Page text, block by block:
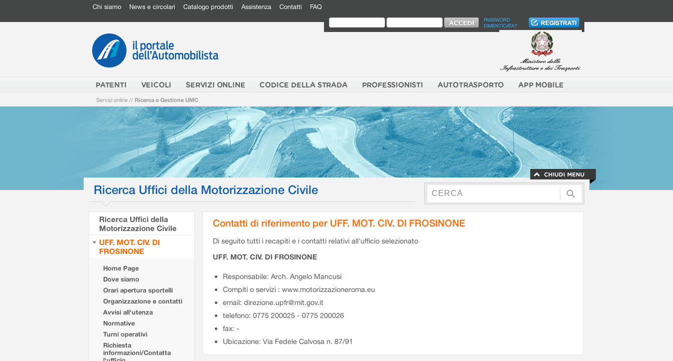
Chi siamo News e circolari Catalogo prodotti Assistenza Contatti FAQ
PASSWORD
DIMENTICATA?
PATENTI VEICOLI SERVIZI ONLINE CODICE DELLA STRADA PROFESSIONISTI AUTOTRASPORTO APP MOBILE
Servizi online // Ricerca e Gestione UMC
Ricerca Uffici della Motorizzazione Civile
Ricerca Uffici della
Motorizzazione Civile
UFF. MOT. CIV. DI
FROSINONE
Home Page
Dove siamo
Orari apertura sportelli
Organizzazione e contatti
Avvisi all'utenza
Normative
Turni operativi
Richiesta
informazioni/Contatta
Contatti di riferimento per UFF. MOT. CIV. DI FROSINONE
Di seguito tutti i recapiti e i contatti relativi all'ufficio selezionato
UFF. MOT. CIV. DI FROSINONE
Responsabile: Arch. Angelo Mancusi
Compiti o servizi : www.motorizzazioneroma.eu
email: direzione.upfr@mit.gov.it
telefono: 0775 200025 - 0775 200026
fax: -
Ubicazione: Via Fedele Calvosa n. 87/91